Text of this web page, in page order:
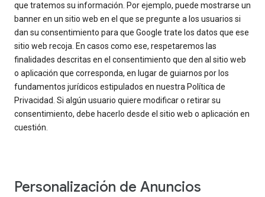
que tratemos su información. Por ejemplo, puede mostrarse un
banner en un sitio web en el que se pregunte a los usuarios si
dan su consentimiento para que Google trate los datos que ese
sitio web recoja. En casos como ese, respetaremos las
finalidades descritas en el consentimiento que den al sitio web
o aplicación que corresponda, en lugar de guiarnos por los
fundamentos jurídicos estipulados en nuestra Política de
Privacidad. Si algún usuario quiere modificar o retirar su
consentimiento, debe hacerlo desde el sitio web o aplicación en
cuestión.
Personalización de Anuncios